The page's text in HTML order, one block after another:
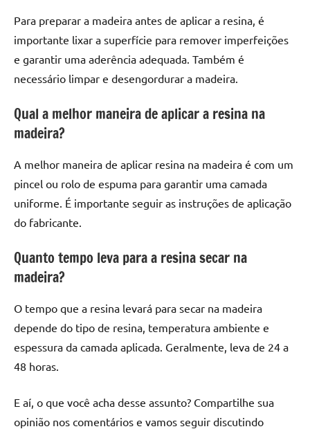
Para preparar a madeira antes de aplicar a resina, é
importante lixar a superfície para remover imperfeições
e garantir uma aderência adequada. Também é
necessário limpar e desengordurar a madeira.
Qual a melhor maneira de aplicar a resina na
madeira?
A melhor maneira de aplicar resina na madeira é com um
pincel ou rolo de espuma para garantir uma camada
uniforme. É importante seguir as instruções de aplicação
do fabricante.
Quanto tempo leva para a resina secar na
madeira?
O tempo que a resina levará para secar na madeira
depende do tipo de resina, temperatura ambiente e
espessura da camada aplicada. Geralmente, leva de 24 a
48 horas.
E aí, o que você acha desse assunto? Compartilhe sua
opinião nos comentários e vamos seguir discutindo